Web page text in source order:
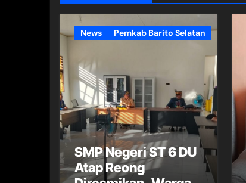
News Pemkab Barito Selatan
SMP Negeri ST 6 DU
Atap Reong